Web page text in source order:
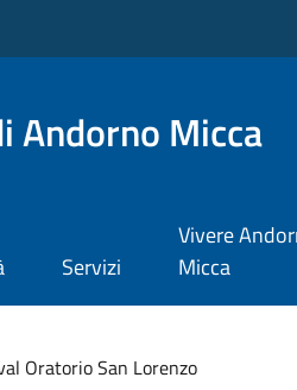
Andorno Micca
Servizi
Vivere
Micca
Oratorio San Lorenzo